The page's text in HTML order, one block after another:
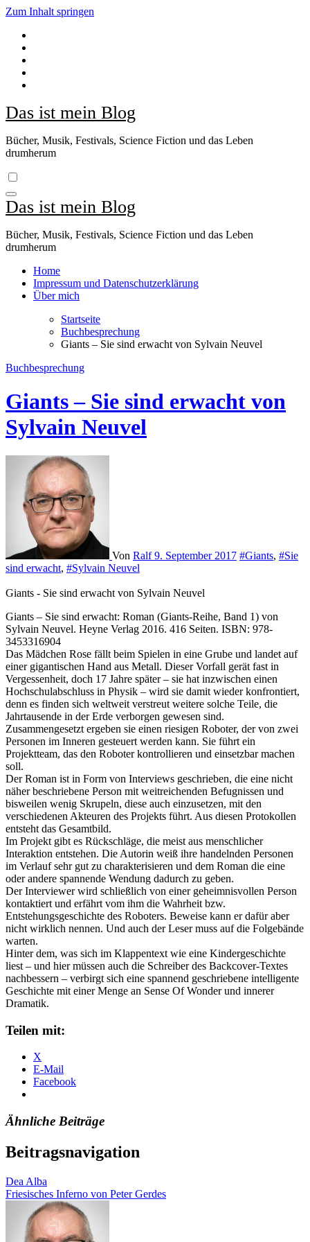
Zum Inhalt springen
Das ist mein Blog
Bücher, Musik, Festivals, Science Fiction und das Leben
drumherum
Das ist mein Blog
Bücher, Musik, Festivals, Science Fiction und das Leben
drumherum
Home
Impressum und Datenschutzerklärung
Über mich
Startseite
Buchbesprechung
Giants – Sie sind erwacht von Sylvain Neuvel
Buchbesprechung
Giants – Sie sind erwacht von
Sylvain Neuvel
Von Ralf9. September 2017 #Giants, #Sie
sind erwacht, #Sylvain Neuvel
Giants - Sie sind erwacht von Sylvain Neuvel
Giants – Sie sind erwacht: Roman (Giants-Reihe, Band 1) von
Sylvain Neuvel. Heyne Verlag 2016. 416 Seiten. ISBN: 978-
3453316904
Das Mädchen Rose fällt beim Spielen in eine Grube und landet auf
einer gigantischen Hand aus Metall. Dieser Vorfall gerät fast in
Vergessenheit, doch 17 Jahre später – sie hat inzwischen einen
Hochschulabschluss in Physik – wird sie damit wieder konfrontiert,
denn es finden sich weltweit verstreut weitere solche Teile, die
Jahrtausende in der Erde verborgen gewesen sind.
Zusammengesetzt ergeben sie einen riesigen Roboter, der von zwei
Personen im Inneren gesteuert werden kann. Sie führt ein
Projektteam, das den Roboter kontrollieren und einsetzbar machen
soll.
Der Roman ist in Form von Interviews geschrieben, die eine nicht
näher beschriebene Person mit weitreichenden Befugnissen und
bisweilen wenig Skrupeln, diese auch einzusetzen, mit den
verschiedenen Akteuren des Projekts führt. Aus diesen Protokollen
entsteht das Gesamtbild.
Im Projekt gibt es Rückschläge, die meist aus menschlicher
Interaktion entstehen. Die Autorin weiß ihre handelnden Personen
im Verlauf sehr gut zu charakterisieren und dem Roman die eine
oder andere spannende Wendung dadurch zu geben.
Der Interviewer wird schließlich von einer geheimnisvollen Person
kontaktiert und erfährt vom ihm die Wahrheit bzw.
Entstehungsgeschichte des Roboters. Beweise kann er dafür aber
nicht wirklich nennen. Und auch der Leser muss auf die Folgebände
warten.
Hinter dem, was sich im Klappentext wie eine Kindergeschichte
liest – und hier müssen auch die Schreiber des Backcover-Textes
nachbessern – verbirgt sich eine spannend geschriebene intelligente
Geschichte mit einer Menge an Sense Of Wonder und innerer
Dramatik.
Teilen mit:
X
E-Mail
Facebook
Ähnliche Beiträge
Beitragsnavigation
Dea Alba
Friesisches Inferno von Peter Gerdes